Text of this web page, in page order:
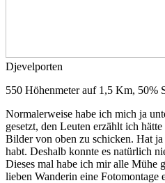
Djevelporten
550 Höhenmeter auf 1,5 Km, 50%
Normalerweise habe ich mich ja
gesetzt, den Leuten erzählt ich
Bilder von oben zu schicken. Hat
habt. Deshalb konnte es natürlich
Dieses mal habe ich mir alle Mühe
lieben Wanderin eine Fotomontage